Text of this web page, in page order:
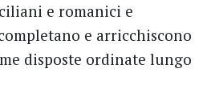
e romanici e
e arricchiscono
disposte ordinate lungo